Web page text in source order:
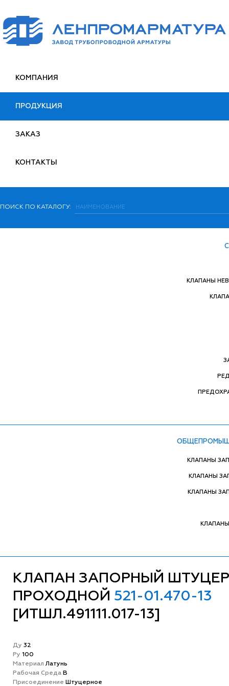
КОМПАНИЯ
ПРОДУКЦИЯ
ЗАКАЗ
КОНТАКТЫ
ПОИСК ПО КАТАЛОГУ:
КЛАПАНЫ
КЛАПАНЫ
КЛАПАНЫ
КЛАПАНЫ
КЛАПАН ЗАПОРНЫЙ
ПРОХОДНОЙ 521-01.470-13
[ИТШЛ.491111.017-13]
Ду 32
Ру 100
МатeриалЛатунь
Рабочая Среда В
Присоединение Штуцерное